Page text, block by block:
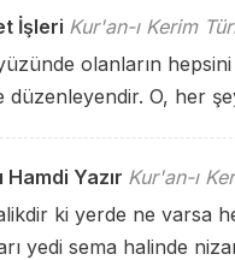
İşleri Kur'an-ı Kerim
olanların
düzenleyendir. O, her
Hamdi Yazır Kur'an-ı
ki yerde ne varsa
yedi sema halinde